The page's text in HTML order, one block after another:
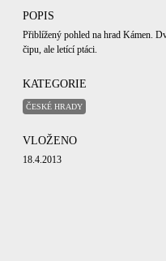
POPIS
Přiblížený pohled na hrad Kámen.
čipu, ale letící ptáci.
KATEGORIE
ČESKÉ HRADY
VLOŽENO
18.4.2013